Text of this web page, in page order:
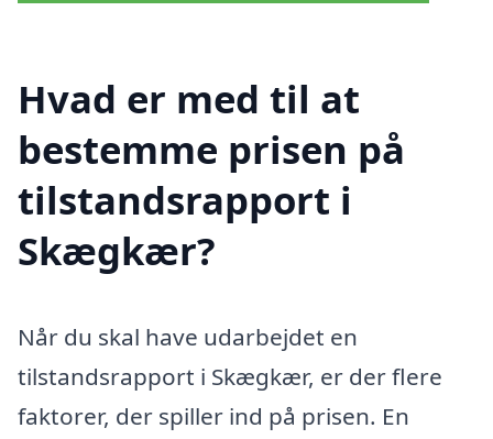
Hvad er med til at
bestemme prisen på
tilstandsrapport i
Skægkær?
Når du skal have udarbejdet en
tilstandsrapport i Skægkær, er der flere
faktorer, der spiller ind på prisen. En